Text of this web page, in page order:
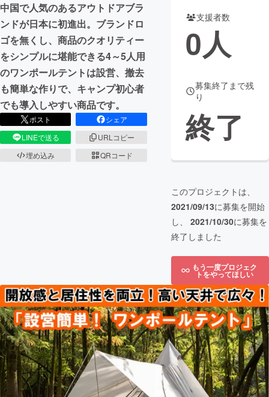
まちづくり・地域活性化
CAMPFIRE for Social Good
CAMPFIRE Creation
CAMPFIREふるさと納税machi-ya
中国で人気のあるアウトドアブラ
ンドが日本に初進出。ブランドロ
ゴを無くし、商品のクオリティー
をシンプルに堪能できる4～5人用
のワンポールテントは設営、撤去
も簡単な作りで、キャンプ初心者
でも導入しやすい商品です。
ポスト
シェア
LINEで送る
URLコピー
埋め込み
QRコード
支援者数
0人
募集終了まで残
り
終了
このプロジェクトは、
2021/09/13に募集を開始
し、 2021/10/30に募集を
終了しました
もう一度プロジェク
トをやってほしい